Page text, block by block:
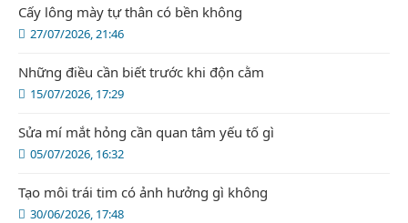
27/07/2026, 21:46
Cấy lông mày tự thân có bền không
15/07/2026, 17:29
Những điều cần biết trước khi độn cằm
05/07/2026, 16:32
Sửa mí mắt hỏng cần quan tâm yếu tố gì
30/06/2026, 17:48
Tạo môi trái tim có ảnh hưởng gì không